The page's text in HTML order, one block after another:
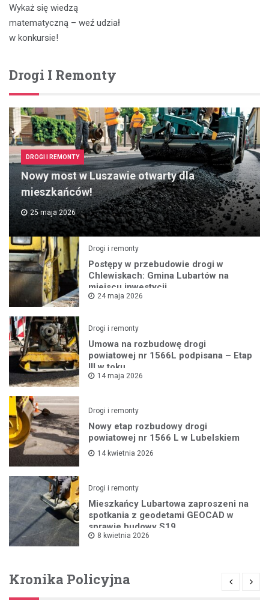
wpisu
Wykaż się wiedzą
matematyczną – weź udział
w konkursie!
Drogi I Remonty
DROGI I REMONTY
Nowy most w Luszawie otwarty dla
mieszkańców!
25 maja 2026
Drogi i remonty
Postępy w przebudowie drogi w
Chlewiskach: Gmina Lubartów na
miejscu inwestycji
24 maja 2026
Drogi i remonty
Umowa na rozbudowę drogi
powiatowej nr 1566L podpisana – Etap
III w toku
14 maja 2026
Drogi i remonty
Nowy etap rozbudowy drogi
powiatowej nr 1566 L w Lubelskiem
14 kwietnia 2026
Drogi i remonty
Mieszkańcy Lubartowa zaproszeni na
spotkania z geodetami GEOCAD w
sprawie budowy S19
8 kwietnia 2026
Kronika Policyjna